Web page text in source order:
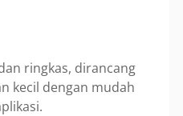
ringkas, dirancang
kecil dengan mudah